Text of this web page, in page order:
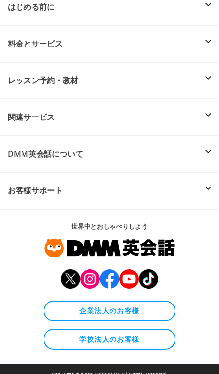
はじめる前に
料金とサービス
レッスン予約・教材
関連サービス
DMM英会話について
お客様サポート
世界中とおしゃべりしよう
企業法人のお客様
学校法人のお客様